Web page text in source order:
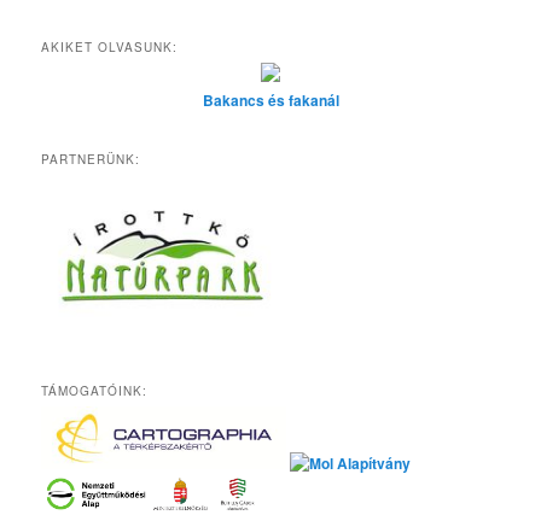
AKIKET OLVASUNK:
Bakancs és fakanál
PARTNERÜNK:
TÁMOGATÓINK: